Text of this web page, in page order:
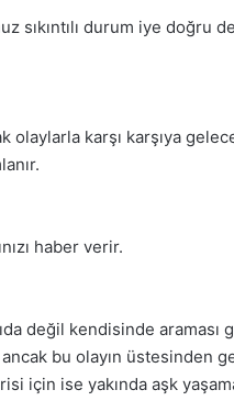
durum iye doğru
olaylarla karşı karşıya
haber verir.
değil kendisinde
ancak bu olayın üstesinden
için ise yakında aşk